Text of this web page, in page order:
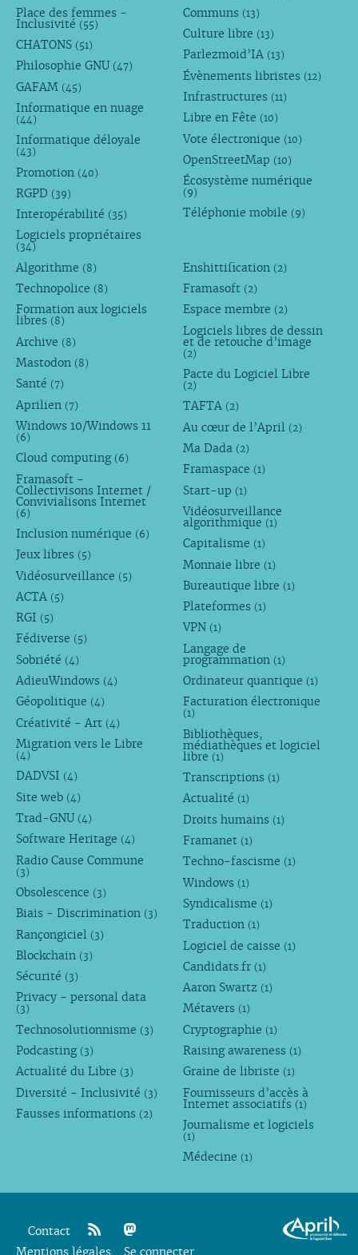
Place des femmes -
Inclusivité (55)
CHATONS (51)
Philosophie GNU (47)
GAFAM (45)
Informatique en nuage
(44)
Informatique déloyale
(43)
Promotion (40)
RGPD (39)
Interopérabilité (35)
Logiciels propriétaires
(34)
Communs (13)
Culture libre (13)
Parlezmoid’IA (13)
Évènements libristes (12)
Infrastructures (11)
Libre en Fête (10)
Vote électronique (10)
OpenStreetMap (10)
Écosystème numérique
(9)
Téléphonie mobile (9)
Algorithme (8)
Technopolice (8)
Formation aux logiciels
libres (8)
Archive (8)
Mastodon (8)
Santé (7)
Aprilien (7)
Windows 10/Windows 11
(6)
Cloud computing (6)
Framasoft -
Collectivisons Internet /
Convivialisons Internet
(6)
Inclusion numérique (6)
Jeux libres (5)
Vidéosurveillance (5)
ACTA (5)
RGI (5)
Fédiverse (5)
Sobriété (4)
AdieuWindows (4)
Géopolitique (4)
Créativité - Art (4)
Migration vers le Libre
(4)
DADVSI (4)
Site web (4)
Trad-GNU (4)
Software Heritage (4)
Radio Cause Commune
(3)
Obsolescence (3)
Biais - Discrimination (3)
Rançongiciel (3)
Blockchain (3)
Sécurité (3)
Privacy - personal data
(3)
Technosolutionnisme (3)
Podcasting (3)
Actualité du Libre (3)
Diversité - Inclusivité (3)
Fausses informations (2)
Enshittification (2)
Framasoft (2)
Espace membre (2)
Logiciels libres de dessin
et de retouche d’image
(2)
Pacte du Logiciel Libre
(2)
TAFTA (2)
Au cœur de l’April (2)
Ma Dada (2)
Framaspace (1)
Start-up (1)
Vidéosurveillance
algorithmique (1)
Capitalisme (1)
Monnaie libre (1)
Bureautique libre (1)
Plateformes (1)
VPN (1)
Langage de
programmation (1)
Ordinateur quantique (1)
Facturation électronique
(1)
Bibliothèques,
médiathèques et logiciel
libre (1)
Transcriptions (1)
Actualité (1)
Droits humains (1)
Framanet (1)
Techno-fascisme (1)
Windows (1)
Syndicalisme (1)
Traduction (1)
Logiciel de caisse (1)
Candidats.fr (1)
Aaron Swartz (1)
Métavers (1)
Cryptographie (1)
Raising awareness (1)
Graine de libriste (1)
Fournisseurs d’accès à
Internet associatifs (1)
Journalisme et logiciels
(1)
Médecine (1)
Contact
rss mastodon
Mentions légales Se connecter